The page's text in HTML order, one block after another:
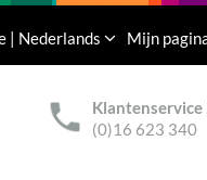
| Nederlands Mijn
Klantenservice
(0)16 623 340